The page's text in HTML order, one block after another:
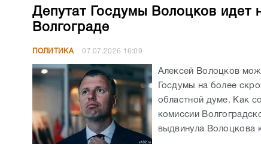
Депутат Госдумы Волоцков идет
Волгограде
ПОЛИТИКА 07.07.2026 16:09
Алексей Волоцков
Госдумы на более
областной думе. Как
комиссии
выдвинула Волоцкова